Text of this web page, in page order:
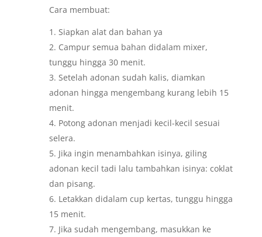
Cara membuat:
Siapkan alat dan bahan ya
Campur semua bahan didalam mixer,
tunggu hingga 30 menit.
Setelah adonan sudah kalis, diamkan
adonan hingga mengembang kurang lebih 15
menit.
Potong adonan menjadi kecil-kecil sesuai
selera.
Jika ingin menambahkan isinya, giling
adonan kecil tadi lalu tambahkan isinya: coklat
dan pisang.
Letakkan didalam cup kertas, tunggu hingga
15 menit.
Jika sudah mengembang, masukkan ke